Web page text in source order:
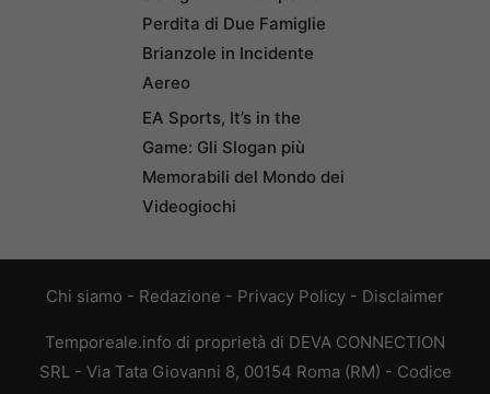
Perdita di Due Famiglie
Brianzole in Incidente
Aereo
EA Sports, It’s in the
Game: Gli Slogan più
Memorabili del Mondo dei
Videogiochi
Chi siamo - Redazione - Privacy Policy - Disclaimer
Temporeale.info di proprietà di DEVA CONNECTION
SRL - Via Tata Giovanni 8, 00154 Roma (RM) - Codice